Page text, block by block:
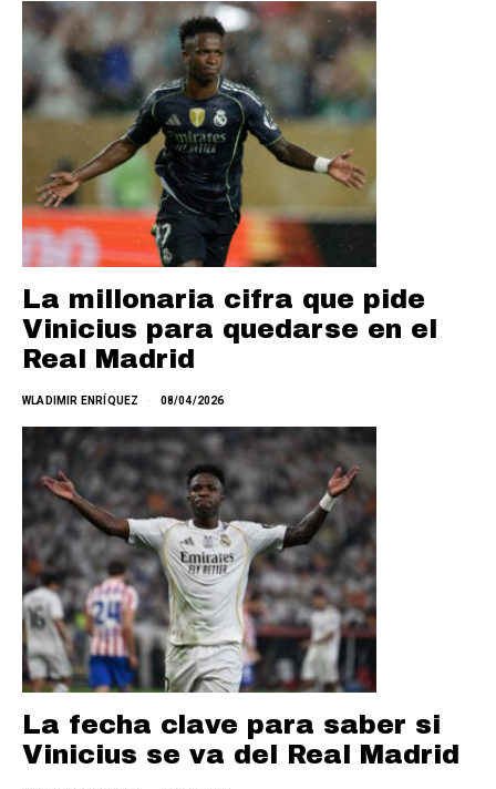
La millonaria cifra que pide
Vinicius para quedarse en el
Real Madrid
WLADIMIR ENRÍQUEZ 08/04/2026
La fecha clave para saber si
Vinicius se va del Real Madrid